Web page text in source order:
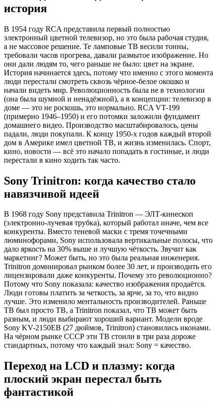
история
В 1954 году RCA представила первый полностью
электронный цветной телевизор, но это была рабочая студия,
а не массовое решение. Те ламповые ТВ весили тонны,
требовали часов прогрева, давали размытое изображение. Но
они дали людям то, чего раньше не было: цвет на экране.
История начинается здесь, потому что именно с этого момента
люди перестали смотреть сквозь чёрное-белое окошко и
начали видеть мир. Революционность была не в технологии
(она была шумной и ненадёжной), а в концепции: телевизор в
доме — это не роскошь, это нормально. RCA VT-199
(примерно 1946–1950) и его потомки заложили фундамент
домашнего видео. Производство масштабировалось, цены
падали, люди покупали. К концу 1950-х годов каждый второй
дом в Америке имел цветной ТВ, и жизнь изменилась. Спорт,
кино, новости — всё это начало попадать в гостиные, и люди
перестали в кино ходить так часто.
Sony Trinitron: когда качество стало
навязчивой идеей
В 1968 году Sony представила Trinitron — ЭЛТ-кинескоп
(электронно-лучевая трубка), который работал иначе, чем все
конкуренты. Вместо теневой маски с тремя точечными
люминофорами, Sony использовала вертикальные полосы, что
дало яркость на 30% выше и лучшую чёткость. Звучит как
маркетинг? Может быть, но это была реальная инженерия.
Trinitron доминировал рынком более 30 лет, и производить его
лицензировали даже конкуренты. Почему это революционно?
Потому что Sony показала: качество изображения продаётся.
Люди готовы платить за четкость, за ярче, за то, что видно
лучше. Это изменило ментальность производителей. Раньше
ТВ был просто ТВ, а Trinitron показал, что ТВ может быть
разным, и люди выбирают хороший вариант. Модели вроде
Sony KV-2150EB (27 дюймов, Trinitron) становились иконами.
На чёрном рынке СССР эти ТВ стоили в три раза дороже
стандартных, потому что каждый знал: Sony = качество.
Переход на LCD и плазму: когда
плоский экран перестал быть
фантастикой